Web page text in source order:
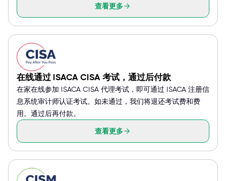
查看更多
在线通过 ISACA CISA 考试，通过后付款
在家在线参加 ISACA CISA 代理考试，即可通过 ISACA 注册信
息系统审计师认证考试。如未通过，我们将退还考试费和费
用。通过后再付款。
查看更多